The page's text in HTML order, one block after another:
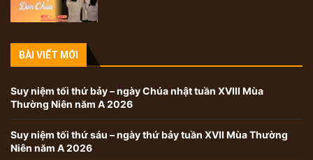
BÀI VIẾT MỚI
Suy niệm tối thứ bảy – ngày Chúa nhật tuần XVIII Mùa
Thường Niên năm A 2026
Suy niệm tối thứ sáu – ngày thứ bảy tuần XVII Mùa Thường
Niên năm A 2026